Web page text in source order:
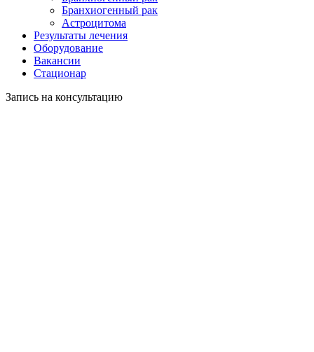
Бранхиогенный рак
Астроцитома
Результаты лечения
Оборудование
Вакансии
Стационар
Запись на консультацию